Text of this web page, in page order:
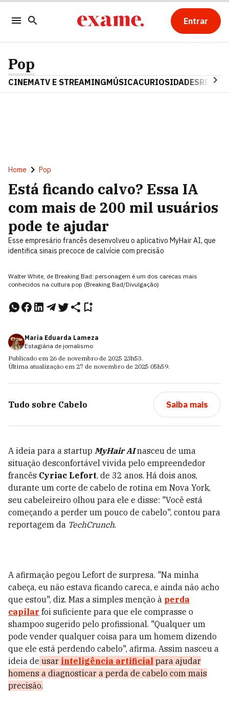
Entrar
Pop
CINEMATV E STREAMINGMÚSICACURIOSIDADES
Home Pop
Está ficando calvo? Essa IA
com mais de 200 mil usuários
pode te ajudar
Esse empresário francês desenvolveu o aplicativo MyHair AI, que
identifica sinais precoce de calvície com precisão
Walter White, de Breaking Bad: personagem é um dos carecas mais
conhecidos na cultura pop (Breaking Bad/Divulgação)
Maria Eduarda Lameza
Estagiária de jornalismo
Publicado em 26 de novembro de 2025 23h53.
Última atualização em 27 de novembro de 2025 05h59.
Tudo sobre Cabelo Saiba mais
A ideia para a startup MyHair AInasceu de uma
situação desconfortável vivida pelo empreendedor
francês Cyriac Lefort, de 32 anos. Há dois anos,
durante um corte de cabelo de rotina em Nova York,
seu cabeleireiro olhou para ele e disse: "Você está
começando a perder um pouco de cabelo", contou para
reportagem da TechCrunch.
A afirmação pegou Lefort de surpresa. "Na minha
cabeça, eu não estava ficando careca, e ainda não acho
que estou", diz. Mas a simples menção à perda
capilar foi suficiente para que ele comprasse o
shampoo sugerido pelo profissional. "Qualquer um
pode vender qualquer coisa para um homem dizendo
que ele está perdendo cabelo", afirma. Assim nasceu a
ideia de usar inteligência artificial para ajudar
homens a diagnosticar a perda de cabelo com mais
precisão.